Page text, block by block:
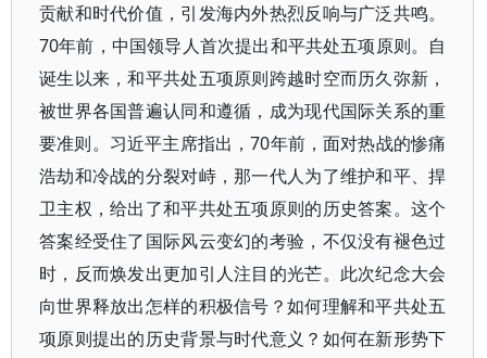
贡献和时代价值，引发海内外热烈反响与广泛共鸣。
70年前，中国领导人首次提出和平共处五项原则。自
诞生以来，和平共处五项原则跨越时空而历久弥新，
被世界各国普遍认同和遵循，成为现代国际关系的重
要准则。习近平主席指出，70年前，面对热战的惨痛
浩劫和冷战的分裂对峙，那一代人为了维护和平、捍
卫主权，给出了和平共处五项原则的历史答案。这个
答案经受住了国际风云变幻的考验，不仅没有褪色过
时，反而焕发出更加引人注目的光芒。此次纪念大会
向世界释放出怎样的积极信号？如何理解和平共处五
项原则提出的历史背景与时代意义？如何在新形势下